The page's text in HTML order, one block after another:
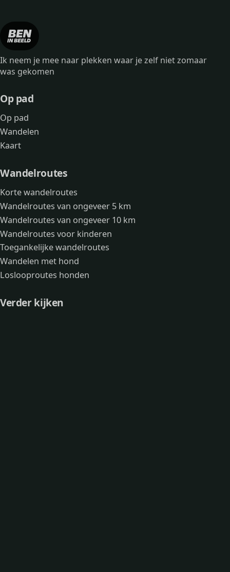
Ik neem je mee naar plekken waar je zelf niet zomaar
was gekomen
Op pad
Op pad
Wandelen
Kaart
Wandelroutes
Korte wandelroutes
Wandelroutes van ongeveer 5 km
Wandelroutes van ongeveer 10 km
Wandelroutes voor kinderen
Toegankelijke wandelroutes
Wandelen met hond
Loslooproutes honden
Verder kijken